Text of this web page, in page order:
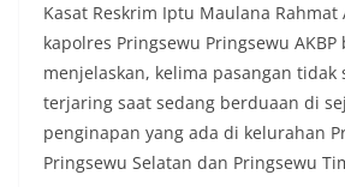
Kasat Reskrim Iptu Maulana
kapolres Pringsewu Pringsewu AKBP
menjelaskan, kelima pasangan tidak
terjaring saat sedang berduaan di
penginapan yang ada di kelurahan
Pringsewu Selatan dan Pringsewu